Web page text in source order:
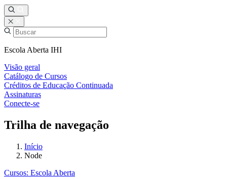
Escola Aberta IHI
Visão geral
Catálogo de Cursos
Créditos de Educação Continuada
Assinaturas
Conecte-se
Trilha de navegação
Início
Node
Cursos: Escola Aberta